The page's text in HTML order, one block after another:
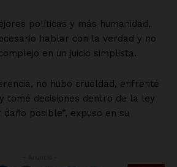
políticas y más humanidad,
hablar con la verdad y no
en un juicio simplista.
no hubo crueldad, enfrenté
tomé decisiones dentro de la ley
posible”, expuso en su